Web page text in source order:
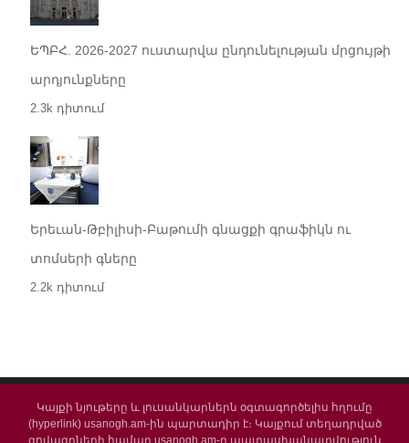
ԵՊԲՀ. 2026-2027 ուստարվա ընդունելության մրցույթի
արդյունքները
2.3k դիտում
Երեւան-Թբիլիսի-Բաթումի գնացքի գրաֆիկն ու
տոմսերի գները
2.2k դիտում
Կայքի նյութերը և լուսանկարներն օգտագործելիս հղումը
(hyperlink) usanogh.am-ին պարտադիր է։ Կայքում տեղադրված